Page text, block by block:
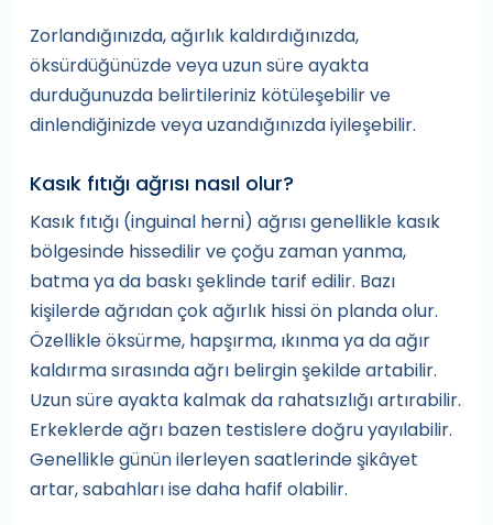
Zorlandığınızda, ağırlık kaldırdığınızda,
öksürdüğünüzde veya uzun süre ayakta
durduğunuzda belirtileriniz kötüleşebilir ve
dinlendiğinizde veya uzandığınızda iyileşebilir.
Kasık fıtığı ağrısı nasıl olur?
Kasık fıtığı (inguinal herni) ağrısı genellikle kasık
bölgesinde hissedilir ve çoğu zaman yanma,
batma ya da baskı şeklinde tarif edilir. Bazı
kişilerde ağrıdan çok ağırlık hissi ön planda olur.
Özellikle öksürme, hapşırma, ıkınma ya da ağır
kaldırma sırasında ağrı belirgin şekilde artabilir.
Uzun süre ayakta kalmak da rahatsızlığı artırabilir.
Erkeklerde ağrı bazen testislere doğru yayılabilir.
Genellikle günün ilerleyen saatlerinde şikâyet
artar, sabahları ise daha hafif olabilir.